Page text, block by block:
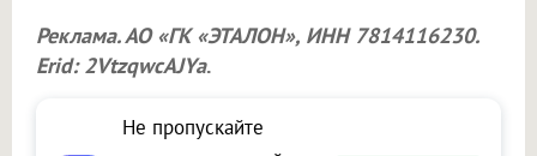
Реклама. АО «ГК «ЭТАЛОН», ИНН 7814116230.
Erid: 2VtzqwcAJYa.
Не пропускайте